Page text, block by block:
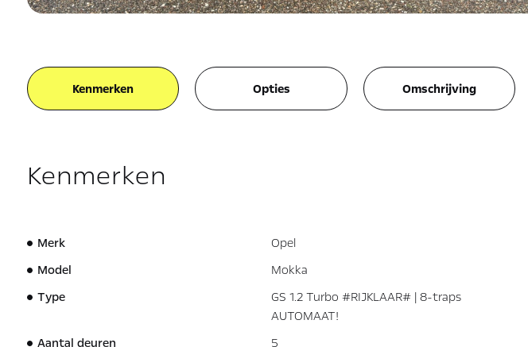
Kenmerken Opties Omschrijving
Kenmerken
Merk
Opel
Model
Mokka
Type
GS 1.2 Turbo #RIJKLAAR# | 8-traps
AUTOMAAT!
Aantal deuren
5